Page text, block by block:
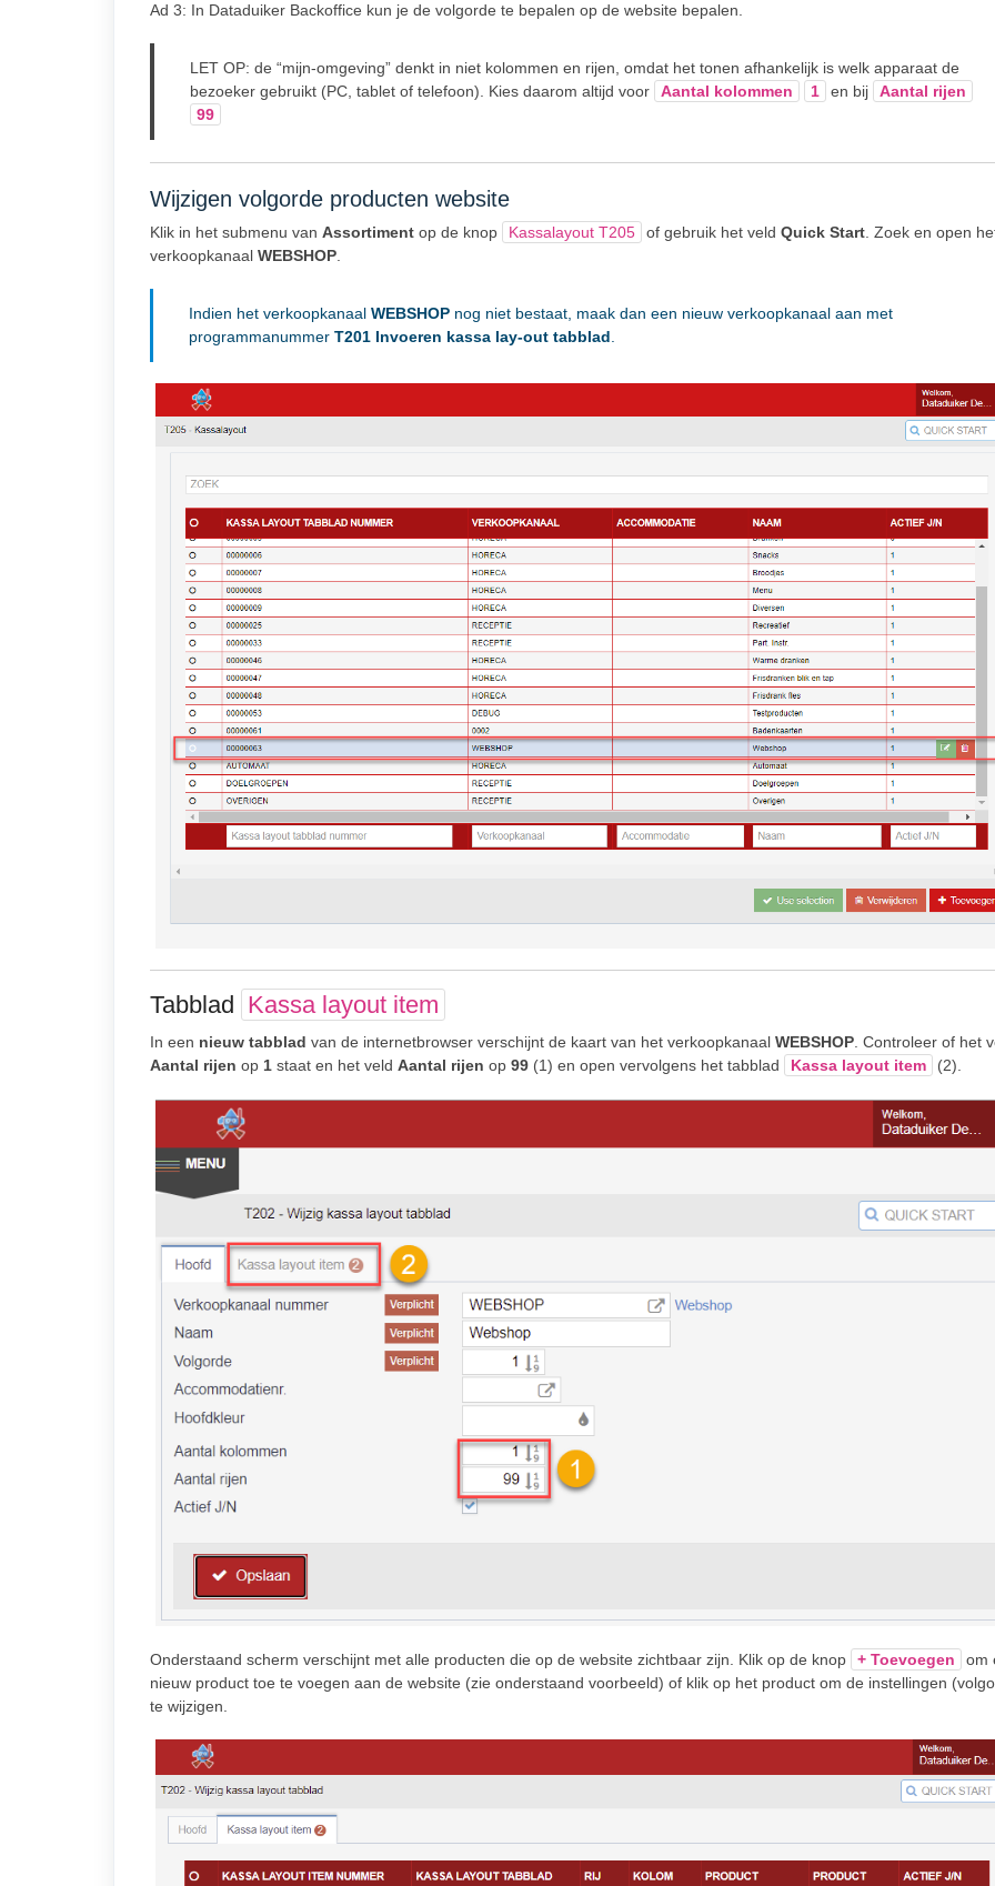
Ad 3: In Dataduiker Backoffice kun je de volgorde te bepalen op de website bepalen.
LET OP: de “mijn-omgeving” denkt in niet kolommen en rijen, omdat het tonen afhankelijk is welk apparaat de
bezoeker gebruikt (PC, tablet of telefoon). Kies daarom altijd voor
Aantal kolommen 1 en bij
Aantal rijen
99
Wijzigen volgorde producten website
Klik in het submenu van Assortiment op de knop Kassalayout T205 of gebruik het veld Quick Start . Zoek en open
verkoopkanaal WEBSHOP
Indien het verkoopkanaal WEBSHOP nog niet bestaat, maak dan een nieuw verkoopkanaal aan met
programmanummer T201 Invoeren kassa lay-out tabblad
Tabblad Kassa layout item
In een nieuw tabblad van de internetbrowser verschijnt de kaart van het verkoopkanaal WEBSHOP. Controleer of het
Aantal rijen op 1 staat en het veld Aantal rijen op 99 (1) en open vervolgens het tabblad Kassa layout item (2).
Onderstaand scherm verschijnt met alle producten die op de website zichtbaar zijn. Klik op de knop + Toevoegen
om
nieuw product toe te voegen aan de website (zie onderstaand voorbeeld) of klik op het product om de instellingen
te wijzigen.